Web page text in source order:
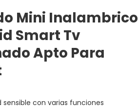
Mini Inalambrico
Smart Tv
Apto Para
sensible con varias funciones